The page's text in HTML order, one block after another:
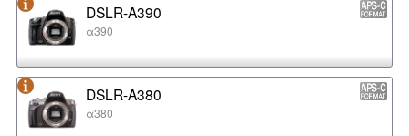
DSLR-A390
α390
DSLR-A380
α380